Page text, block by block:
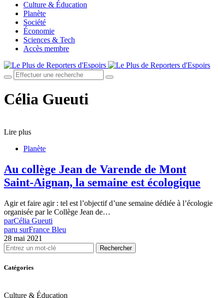
Culture & Éducation
Planète
Société
Économie
Sciences & Tech
Accès membre
Célia Gueuti
Lire plus
Planète
Au collège Jean de Varende de Mont
Saint-Aignan, la semaine est écologique
Agir et faire agir : tel est l’objectif d’une semaine dédiée à l’écologie
organisée par le Collège Jean de…
parCélia Gueuti
paru surFrance Bleu
28 mai 2021
Rechercher
Catégories
Culture & Éducation